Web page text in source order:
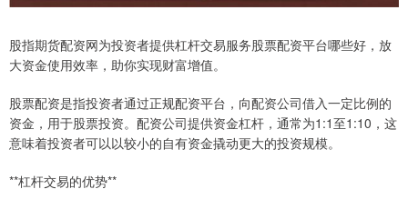
股指期货配资网为投资者提供杠杆交易服务股票配资平台哪些好，放
大资金使用效率，助你实现财富增值。
股票配资是指投资者通过正规配资平台，向配资公司借入一定比例的
资金，用于股票投资。配资公司提供资金杠杆，通常为1:1至1:10，这
意味着投资者可以以较小的自有资金撬动更大的投资规模。
**杠杆交易的优势**